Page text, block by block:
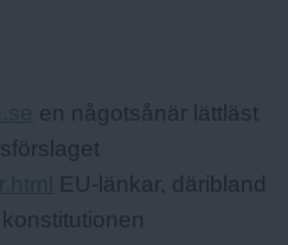
en någotsånär lättläst
EU-länkar, däribland